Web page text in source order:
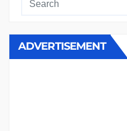
ADVERTISEMENT